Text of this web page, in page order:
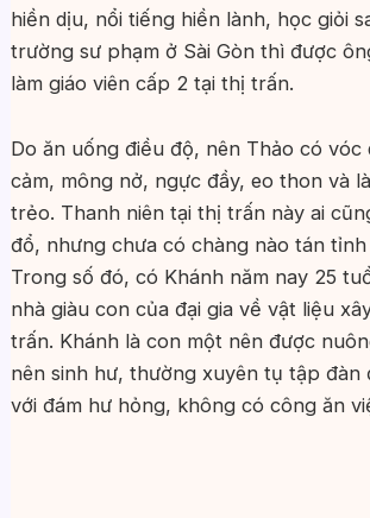
hiền dịu, nổi tiếng hiền lành, học giỏi
trường sư phạm ở Sài Gòn thì được
làm giáo viên cấp 2 tại thị trấn.
Do ăn uống điều độ, nên Thảo có vóc
cảm, mông nở, ngực đầy, eo thon và
trẻo. Thanh niên tại thị trấn này ai
đổ, nhưng chưa có chàng nào tán
Trong số đó, có Khánh năm nay 25
nhà giàu con của đại gia về vật liệu
trấn. Khánh là con một nên được
nên sinh hư, thường xuyên tụ tập đàn
với đám hư hỏng, không có công ăn